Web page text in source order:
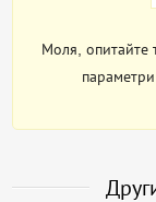
Моля, опитайте